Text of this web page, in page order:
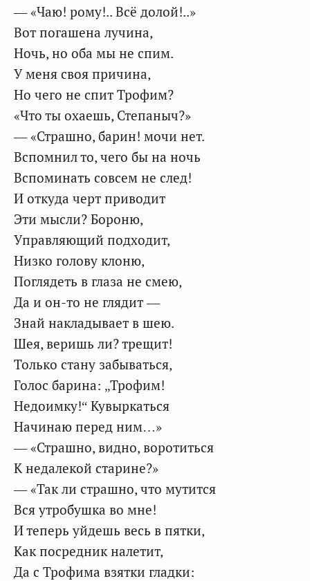
— «Чаю! рому!.. Всё долой!..»
Вот погашена лучина,
Ночь, но оба мы не спим.
У меня своя причина,
Но чего не спит Трофим?
«Что ты охаешь, Степаныч?»
— «Страшно, барин! мочи нет.
Вспомнил то, чего бы на ночь
Вспоминать совсем не след!
И откуда черт приводит
Эти мысли? Бороню,
Управляющий подходит,
Низко голову клоню,
Поглядеть в глаза не смею,
Да и он-то не глядит —
Знай накладывает в шею.
Шея, веришь ли? трещит!
Только стану забываться,
Голос барина: „Трофим!
Недоимку!“ Кувыркаться
Начинаю перед ним…»
— «Страшно, видно, воротиться
К недалекой старине?»
— «Так ли страшно, что мутится
Вся утробушка во мне!
И теперь уйдешь весь в пятки,
Как посредник налетит,
Да с Трофима взятки гладки: